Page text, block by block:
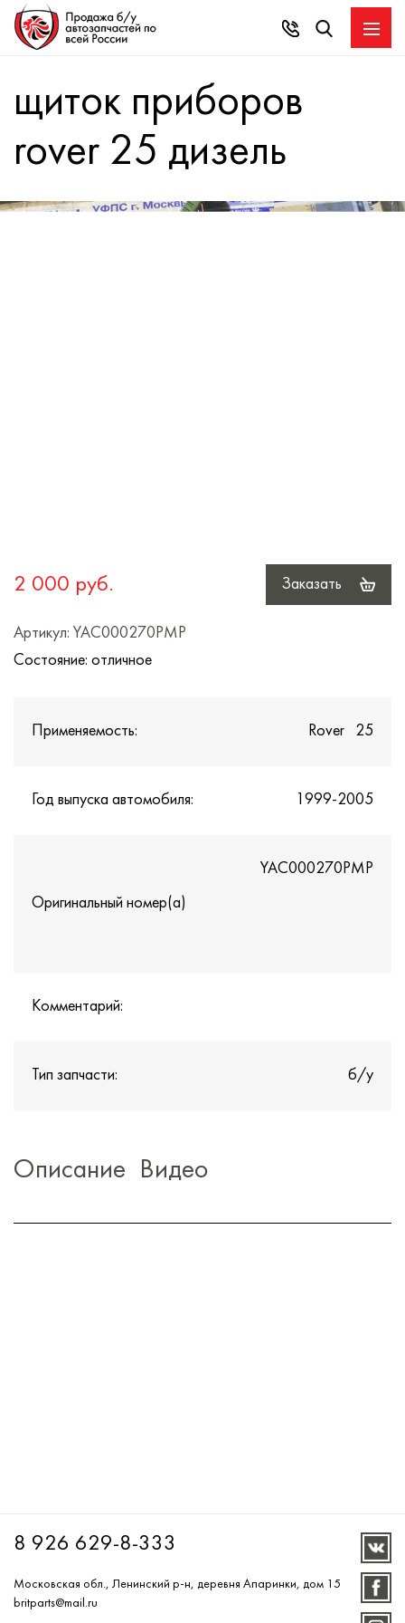
щиток приборов
rover 25 дизель
2 000 руб. Заказать
Артикул: YAC000270PMP
Состояние: отличное
Применяемость: Rover 25
Год выпуска автомобиля: 1999-2005
Оригинальный номер(а)
YAC000270PMP
Комментарий:
Тип запчасти: б/у
Описание Видео
8 926 629-8-333
Московская обл., Ленинский р-н, деревня Апаринки, дом 15
britparts@mail.ru